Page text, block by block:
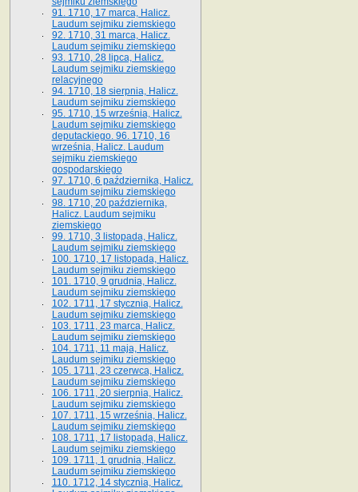
91. 1710, 17 marca, Halicz.
Laudum sejmiku ziemskiego
92. 1710, 31 marca, Halicz.
Laudum sejmiku ziemskiego
93. 1710, 28 lipca, Halicz.
Laudum sejmiku ziemskiego
relacyjnego
94. 1710, 18 sierpnia, Halicz.
Laudum sejmiku ziemskiego
95. 1710, 15 września, Halicz.
Laudum sejmiku ziemskiego
deputackiego. 96. 1710, 16
września, Halicz. Laudum
sejmiku ziemskiego
gospodarskiego
97. 1710, 6 października, Halicz.
Laudum sejmiku ziemskiego
98. 1710, 20 października,
Halicz. Laudum sejmiku
ziemskiego
99. 1710, 3 listopada, Halicz.
Laudum sejmiku ziemskiego
100. 1710, 17 listopada, Halicz.
Laudum sejmiku ziemskiego
101. 1710, 9 grudnia, Halicz.
Laudum sejmiku ziemskiego
102. 1711, 17 stycznia, Halicz.
Laudum sejmiku ziemskiego
103. 1711, 23 marca, Halicz.
Laudum sejmiku ziemskiego
104. 1711, 11 maja, Halicz.
Laudum sejmiku ziemskiego
105. 1711, 23 czerwca, Halicz.
Laudum sejmiku ziemskiego
106. 1711, 20 sierpnia, Halicz.
Laudum sejmiku ziemskiego
107. 1711, 15 września, Halicz.
Laudum sejmiku ziemskiego
108. 1711, 17 listopada, Halicz.
Laudum sejmiku ziemskiego
109. 1711, 1 grudnia, Halicz.
Laudum sejmiku ziemskiego
110. 1712, 14 stycznia, Halicz.